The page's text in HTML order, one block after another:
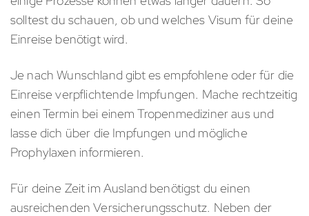
solltest du schauen, ob und welches Visum für deine
Einreise benötigt wird.
Je nach Wunschland gibt es empfohlene oder für die
Einreise verpflichtende Impfungen. Mache rechtzeitig
einen Termin bei einem Tropenmediziner aus und
lasse dich über die Impfungen und mögliche
Prophylaxen informieren.
Für deine Zeit im Ausland benötigst du einen
ausreichenden Versicherungsschutz. Neben der